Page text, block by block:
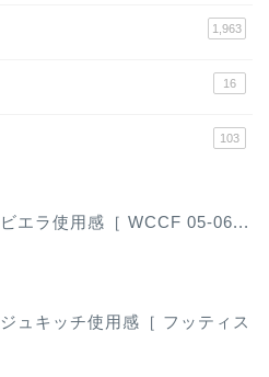
1,963
16
103
エラ使用感［ WCCF 05-06...
ュキッチ使用感［ フッティス